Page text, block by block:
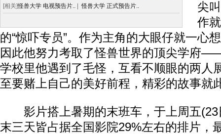
[相关]怪兽大学 电视预告片.. |怪兽大学 正式预告片..
尖
作
的“惊吓专员”。作为主角的大眼仔就一心
因此他努力考取了怪兽世界的顶尖学府
学校里他遇到了毛怪，互看不顺眼的两人
至要赌上自己的美好前程，精彩的故事就
影片搭上暑期的末班车，于上周五(23
末三天皆占据全国影院29%左右的排片，